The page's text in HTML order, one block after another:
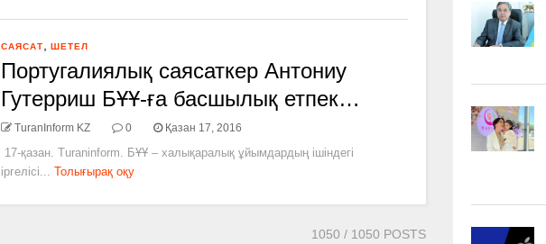
САЯСАТ ШЕТЕЛ
Португалиялық саясаткер Антониу
Гутерриш БҰҰ-­ға басшылық етпек…
TuranInform KZ 0 Қазан 17, 2016
17-қазан. Turaninform. БҰҰ – халықаралық ұйымдардың ішіндегі
іргелісі... Толығырақ оқу
1050 / 1050 POSTS